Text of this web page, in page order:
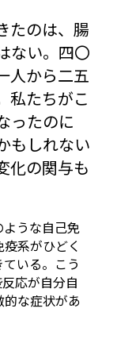
たのは、腸
ない。四〇
人から二五
私たちがこ
ったのに
もしれない
化の関与も
ような自己免
系がひどく
いる。こう
応が自分自
な症状があ